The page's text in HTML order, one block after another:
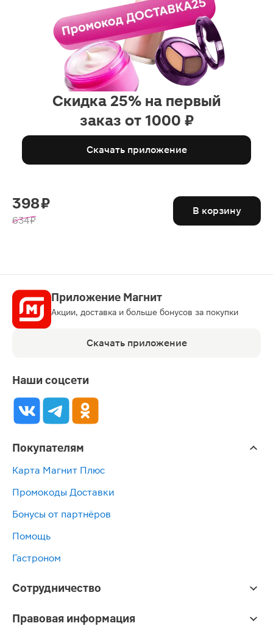
Скидка 25% на первый
заказ от 1000 ₽
Скачать приложение
398 ₽
634 ₽
В корзину
Приложение Магнит
Акции, доставка и больше бонусов за покупки
Скачать приложение
Наши соцсети
Покупателям
Карта Магнит Плюс
Промокоды Доставки
Бонусы от партнёров
Помощь
Гастроном
Сотрудничество
Правовая информация